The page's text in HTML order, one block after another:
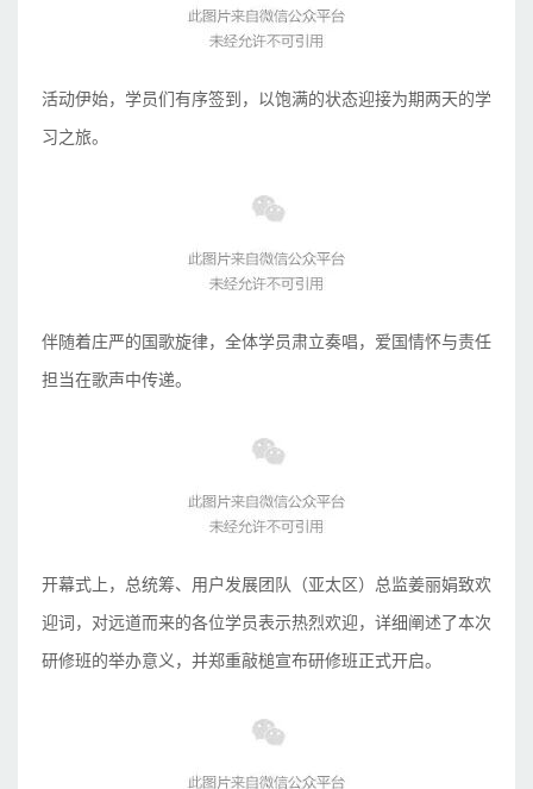
活动伊始，学员们有序签到，以饱满的状态迎接为期两天的学
习之旅。
伴随着庄严的国歌旋律，全体学员肃立奏唱，爱国情怀与责任
担当在歌声中传递。
开幕式上，总统筹、用户发展团队（亚太区）总监姜丽娟致欢
迎词，对远道而来的各位学员表示热烈欢迎，详细阐述了本次
研修班的举办意义，并郑重敲槌宣布研修班正式开启。